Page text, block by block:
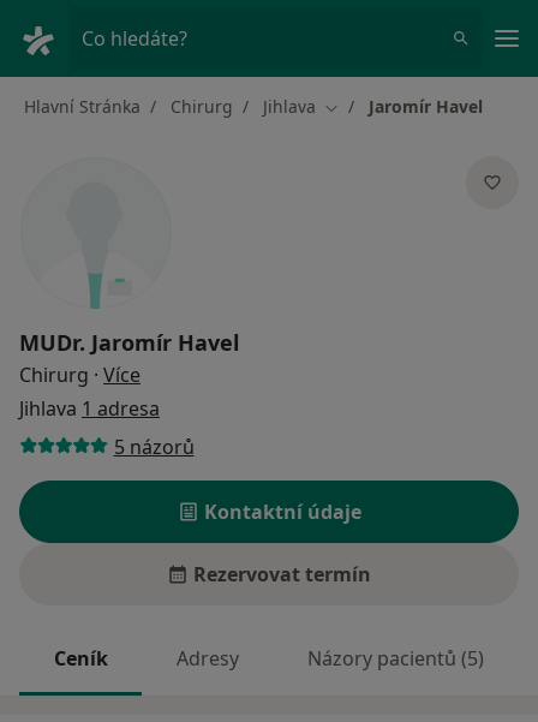
Co hledáte?
Hlavní Stránka Chirurg Jihlava Změna města
Jaromír Havel
MUDr. Jaromír Havel
Chirurg · Více
Jihlava 1 adresa
5 názorů
Kontaktní údaje
Rezervovat termín
Ceník Adresy Názory pacientů (5)